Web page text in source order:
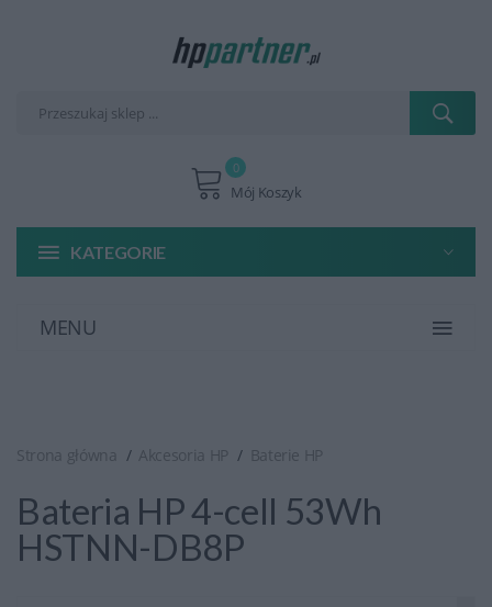
Mój Koszyk
0
KATEGORIE
MENU
Strona główna Akcesoria HP Baterie HP
Bateria HP 4-cell 53Wh
HSTNN-DB8P